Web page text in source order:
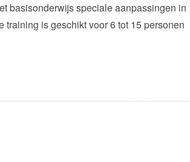
basisonderwijs speciale aanpassingen in
is geschikt voor 6 tot 15 personen